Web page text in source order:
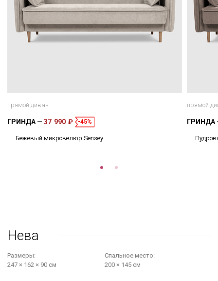
прямой диван
ГРИНДА 37 990 ₽ -45%
Бежевый микровелюр Sensey
прямой
ГРИНДА
Нева
Размеры:
247 × 162 × 90 см
Cпальное место:
200 × 145 см